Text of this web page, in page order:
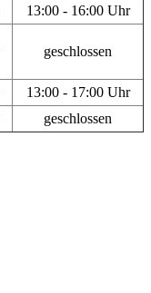
13:00 - 16:00 Uhr
geschlossen
13:00 - 17:00 Uhr
geschlossen